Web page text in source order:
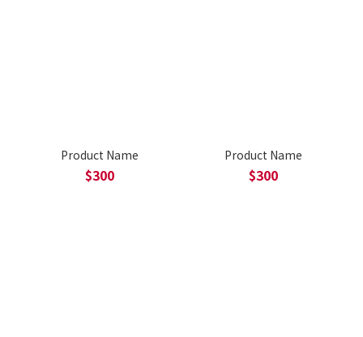
Product Name
$300
Product Name
$300